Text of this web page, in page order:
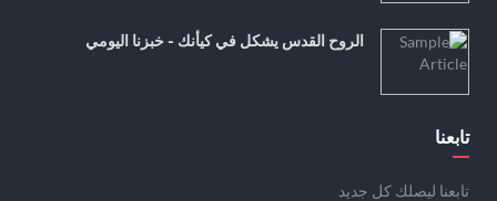
الروح القدس يشكل في كيأنك - خبزنا اليومي
تابعنا
تابعنا ليصلك كل جديد